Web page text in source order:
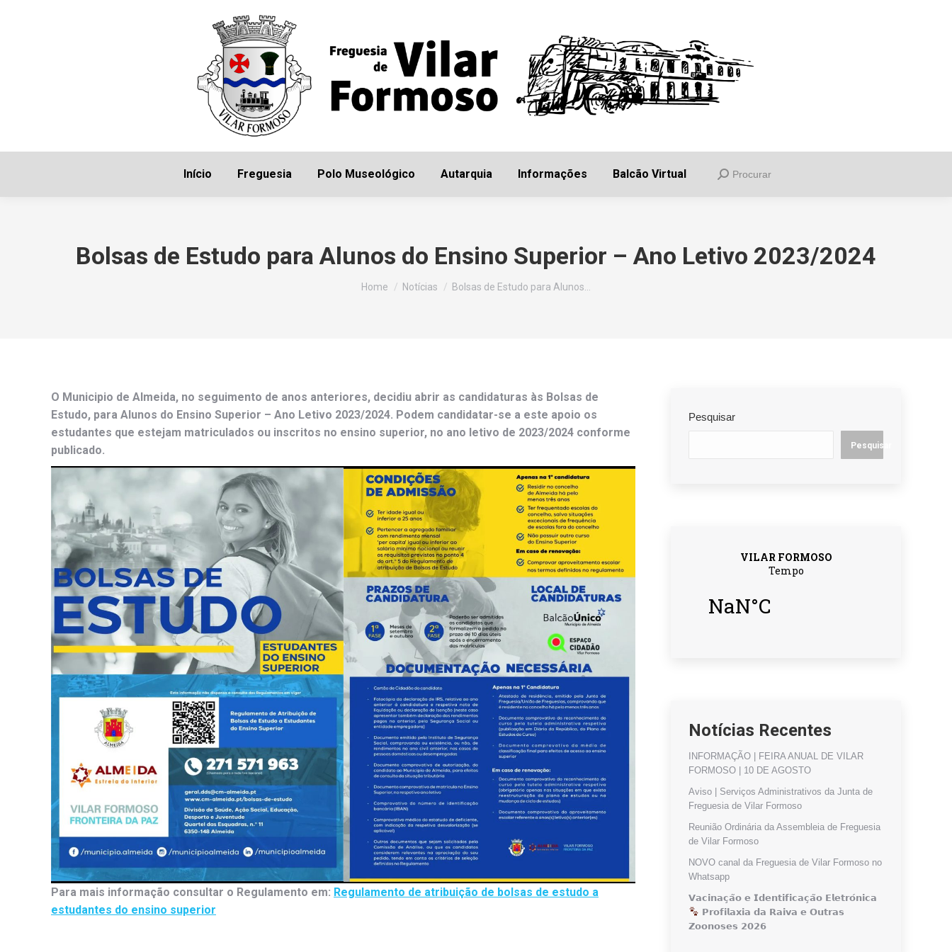
Início Freguesia Polo Museológico Autarquia Informações Balcão Virtual Search:
Procurar
Bolsas de Estudo para Alunos do Ensino Superior – Ano Letivo 2023/2024
You are here:
Home Notícias Bolsas de Estudo para Alunos…
O Municipio de Almeida, no seguimento de anos anteriores, decidiu abrir as candidaturas às Bolsas de
Estudo, para Alunos do Ensino Superior – Ano Letivo 2023/2024. Podem candidatar-se a este apoio os
estudantes que estejam matriculados ou inscritos no ensino superior, no ano letivo de 2023/2024 conforme
publicado.
Para mais informação consultar o Regulamento em: Regulamento de atribuição de bolsas de estudo a
estudantes do ensino superior
Pesquisar
Pesquisar
Notícias Recentes
INFORMAÇÃO | FEIRA ANUAL DE VILAR
FORMOSO | 10 DE AGOSTO
Aviso | Serviços Administrativos da Junta de
Freguesia de Vilar Formoso
Reunião Ordinária da Assembleia de Freguesia
de Vilar Formoso
NOVO canal da Freguesia de Vilar Formoso no
Whatsapp
𝗩𝗮𝗰𝗶𝗻𝗮𝗰̧𝗮̃𝗼 𝗲 𝗜𝗱𝗲𝗻𝘁𝗶𝗳𝗶𝗰𝗮𝗰̧𝗮̃𝗼 𝗘𝗹𝗲𝘁𝗿𝗼́𝗻𝗶𝗰𝗮
𝗣𝗿𝗼𝗳𝗶𝗹𝗮𝘅𝗶𝗮 𝗱𝗮 𝗥𝗮𝗶𝘃𝗮 𝗲 𝗢𝘂𝘁𝗿𝗮𝘀
𝗭𝗼𝗼𝗻𝗼𝘀𝗲𝘀 𝟮𝟬𝟮𝟲